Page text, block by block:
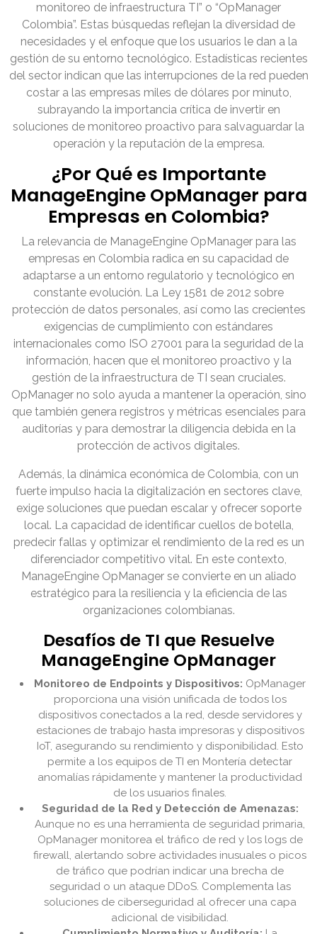
monitoreo de infraestructura TI” o “OpManager
Colombia”. Estas búsquedas reflejan la diversidad de
necesidades y el enfoque que los usuarios le dan a la
gestión de su entorno tecnológico. Estadísticas recientes
del sector indican que las interrupciones de la red pueden
costar a las empresas miles de dólares por minuto,
subrayando la importancia crítica de invertir en
soluciones de monitoreo proactivo para salvaguardar la
operación y la reputación de la empresa.
¿Por Qué es Importante
ManageEngine OpManager para
Empresas en Colombia?
La relevancia de ManageEngine OpManager para las
empresas en Colombia radica en su capacidad de
adaptarse a un entorno regulatorio y tecnológico en
constante evolución. La Ley 1581 de 2012 sobre
protección de datos personales, así como las crecientes
exigencias de cumplimiento con estándares
internacionales como ISO 27001 para la seguridad de la
información, hacen que el monitoreo proactivo y la
gestión de la infraestructura de TI sean cruciales.
OpManager no solo ayuda a mantener la operación, sino
que también genera registros y métricas esenciales para
auditorías y para demostrar la diligencia debida en la
protección de activos digitales.
Además, la dinámica económica de Colombia, con un
fuerte impulso hacia la digitalización en sectores clave,
exige soluciones que puedan escalar y ofrecer soporte
local. La capacidad de identificar cuellos de botella,
predecir fallas y optimizar el rendimiento de la red es un
diferenciador competitivo vital. En este contexto,
ManageEngine OpManager se convierte en un aliado
estratégico para la resiliencia y la eficiencia de las
organizaciones colombianas.
Desafíos de TI que Resuelve
ManageEngine OpManager
Monitoreo de Endpoints y Dispositivos: OpManager
proporciona una visión unificada de todos los
dispositivos conectados a la red, desde servidores y
estaciones de trabajo hasta impresoras y dispositivos
IoT, asegurando su rendimiento y disponibilidad. Esto
permite a los equipos de TI en Montería detectar
anomalías rápidamente y mantener la productividad
de los usuarios finales.
Seguridad de la Red y Detección de Amenazas:
Aunque no es una herramienta de seguridad primaria,
OpManager monitorea el tráfico de red y los logs de
firewall, alertando sobre actividades inusuales o picos
de tráfico que podrían indicar una brecha de
seguridad o un ataque DDoS. Complementa las
soluciones de ciberseguridad al ofrecer una capa
adicional de visibilidad.